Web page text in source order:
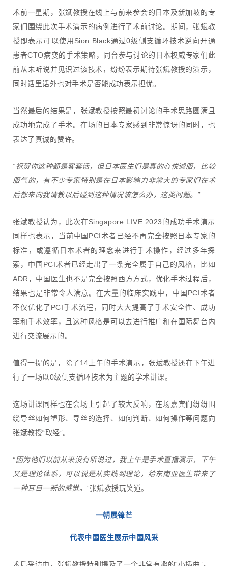
术前一星期，张斌教授在线上与前来参会的日本及新加坡的专
家们围绕此次手术演示的病例进行了术前讨论。期间，张斌教
授即表示可以使用Sion Black通过0级侧支循环技术逆向开通
患者CTO病变的手术策略，同台参与讨论的日本权威专家们此
前从未听说并见识过该技术，纷纷表示期待张斌教授的演示，
同时话里话外也对手术是否能成功表示担忧。
当然最后的结果是，张斌教授按照最初讨论的手术思路圆满且
成功地完成了手术。在场的日本专家感到非常惊讶的同时，也
表达了真诚的赞许。
“祝贺你这种都是客套话，但日本医生们是真的心悦诚服，比较
服气的，有不少专家特别是在日本影响力非常大的专家们在术
后都来向我请教以后碰到这种情况该怎么办，这类问题。”
张斌教授认为，此次在Singapore LIVE 2023的成功手术演示
同样也表示，当前中国PCI术者已经不再完全按照日本专家的
标准，或遵循日本术者的理念来进行手术操作，经过多年探
索，中国PCI术者已经走出了一条完全属于自己的风格，比如
ADR，中国医生也不是完全按照西方方式，优化手术过程后，
结果也是非常令人满意。在大量的临床实践中，中国PCI术者
不仅优化了PCI手术流程，同时大大提高了手术安全性、成功
率和手术效率，且这种风格是可以去进行推广和在国际舞台内
进行交流展示的。
值得一提的是，除了14上午的手术演示，张斌教授还在下午进
行了一场以0级侧支循环技术为主题的学术讲课。
这场讲课同样也在会场上引起了较大反响，在场嘉宾们纷纷围
绕导丝如何塑形、导丝的选择、如何判断、如何操作等问题向
张斌教授“取经”。
“因为他们以前从来没有听说过，我上午是手术直播演示，下午
又是理论体系，可以说是从实践到理论，给东南亚医生带来了
一种耳目一新的感觉。”张斌教授玩笑道。
一朝展锋芒
代表中国医生展示中国风采
术后采访中，张斌教授特别提及了一个非常有趣的“小插曲”。